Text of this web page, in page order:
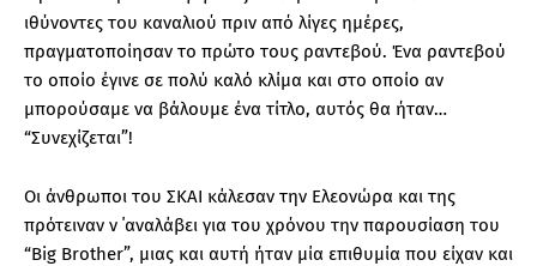
ιθύνοντες του καναλιού πριν από λίγες ημέρες,
πραγματοποίησαν το πρώτο τους ραντεβού. Ένα ραντεβού
το οποίο έγινε σε πολύ καλό κλίμα και στο οποίο αν
μπορούσαμε να βάλουμε ένα τίτλο, αυτός θα ήταν…
“Συνεχίζεται”!
Οι άνθρωποι του ΣΚΑΙ κάλεσαν την Ελεονώρα και της
πρότειναν ν ΄αναλάβει για του χρόνου την παρουσίαση του
“Big Brother”, μιας και αυτή ήταν μία επιθυμία που είχαν και